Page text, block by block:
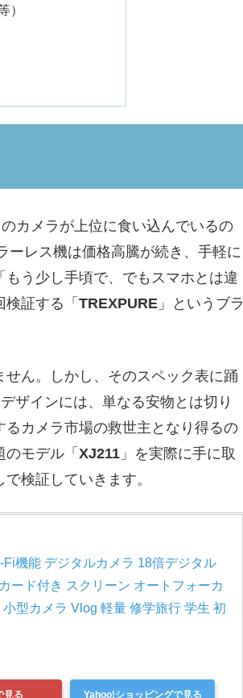
）
カメラが上位に食い込んでいるの
ーレス機は価格高騰が続き、手軽に
う少し手頃で、でもスマホとは違
証する「 TREXPURE 」というブラ
ん。しかし、そのスペック表に踊
ザインには、単なる安物とは切り
カメラ市場の救世主となり得るの
モデル「 XJ211 」を実際に手に取
検証していきます。
機能 デジタルカメラ 18倍デジタル
ード付き スクリーン オートフォーカ
型カメラ Vlog 軽量 修学旅行 学生 初
見る Yahoo!ショッピングで見る